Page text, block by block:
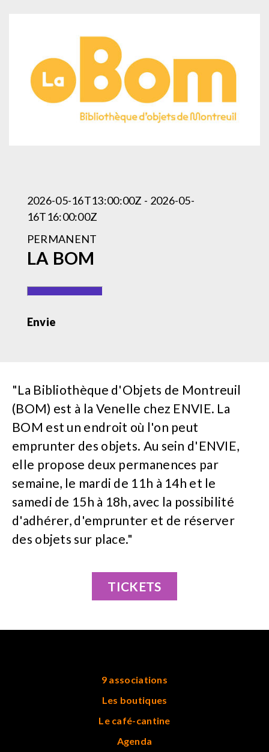
2026-05-16T13:00:00Z - 2026-05-
16T16:00:00Z
PERMANENT
LA BOM
Envie
"La Bibliothèque d'Objets de Montreuil
(BOM) est à la Venelle chez ENVIE. La
BOM est un endroit où l'on peut
emprunter des objets. Au sein d'ENVIE,
elle propose deux permanences par
semaine, le mardi de 11h à 14h et le
samedi de 15h à 18h, avec la possibilité
d'adhérer, d'emprunter et de réserver
des objets sur place."
TICKETS
9 associations
Les boutiques
Le café-cantine
Agenda